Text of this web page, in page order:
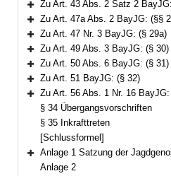
Bereich erweitern
Zu Art. 43 Abs. 2 Satz 2
Bereich erweitern
Zu Art. 47a Abs. 2 BayJG: (§§
Bereich erweitern
Zu Art. 47 Nr. 3 BayJG: (§ 29a)
Bereich erweitern
Zu Art. 49 Abs. 3 BayJG: (§ 30)
Bereich erweitern
Zu Art. 50 Abs. 6 BayJG: (§ 31)
Bereich erweitern
Zu Art. 51 BayJG: (§ 32)
Bereich erweitern
Zu Art. 56 Abs. 1 Nr. 16
§ 34 Übergangsvorschriften
§ 35 Inkrafttreten
[Schlussformel]
Bereich erweitern
Anlage 1 Satzung der
Anlage 2